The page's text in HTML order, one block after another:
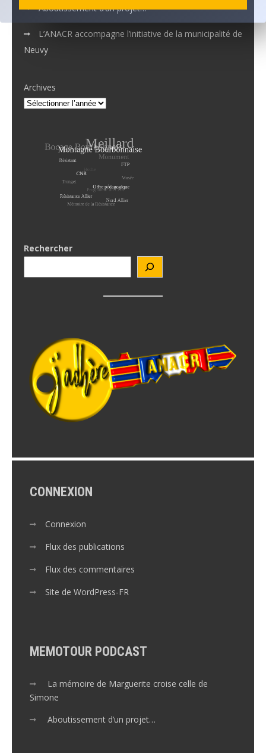
Aboutissement d’un projet…
L’ANACR accompagne l’initiative de la municipalité de
Neuvy
Archives
Rechercher
CONNEXION
Connexion
Flux des publications
Flux des commentaires
Site de WordPress-FR
MEMOTOUR PODCAST
La mémoire de Marguerite croise celle de
Simone
Aboutissement d’un projet…